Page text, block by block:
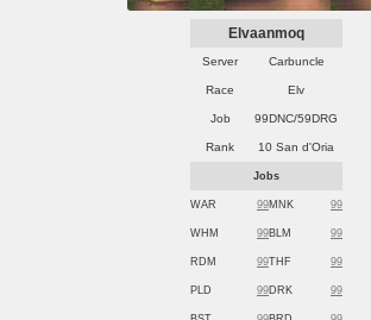
Elvaanmoq
Server Carbuncle
Race Elv
Job 99DNC/59DRG
Rank 10 San d'Oria
Jobs
WAR 99MNK 99
WHM 99BLM 99
RDM 99THF 99
PLD 99DRK 99